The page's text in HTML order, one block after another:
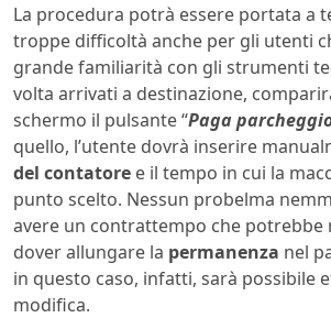
La procedura potrà essere portata a
troppe difficoltà anche per gli utenti
grande familiarità con gli strumenti
volta arrivati a destinazione,
schermo il pulsante “Paga
quello, l’utente dovrà inserire
del contatore e il tempo in cui la
punto scelto. Nessun probelma
avere un contrattempo che potrebbe
dover allungare la permanenza nel
in questo caso, infatti, sarà possibile
modifica.